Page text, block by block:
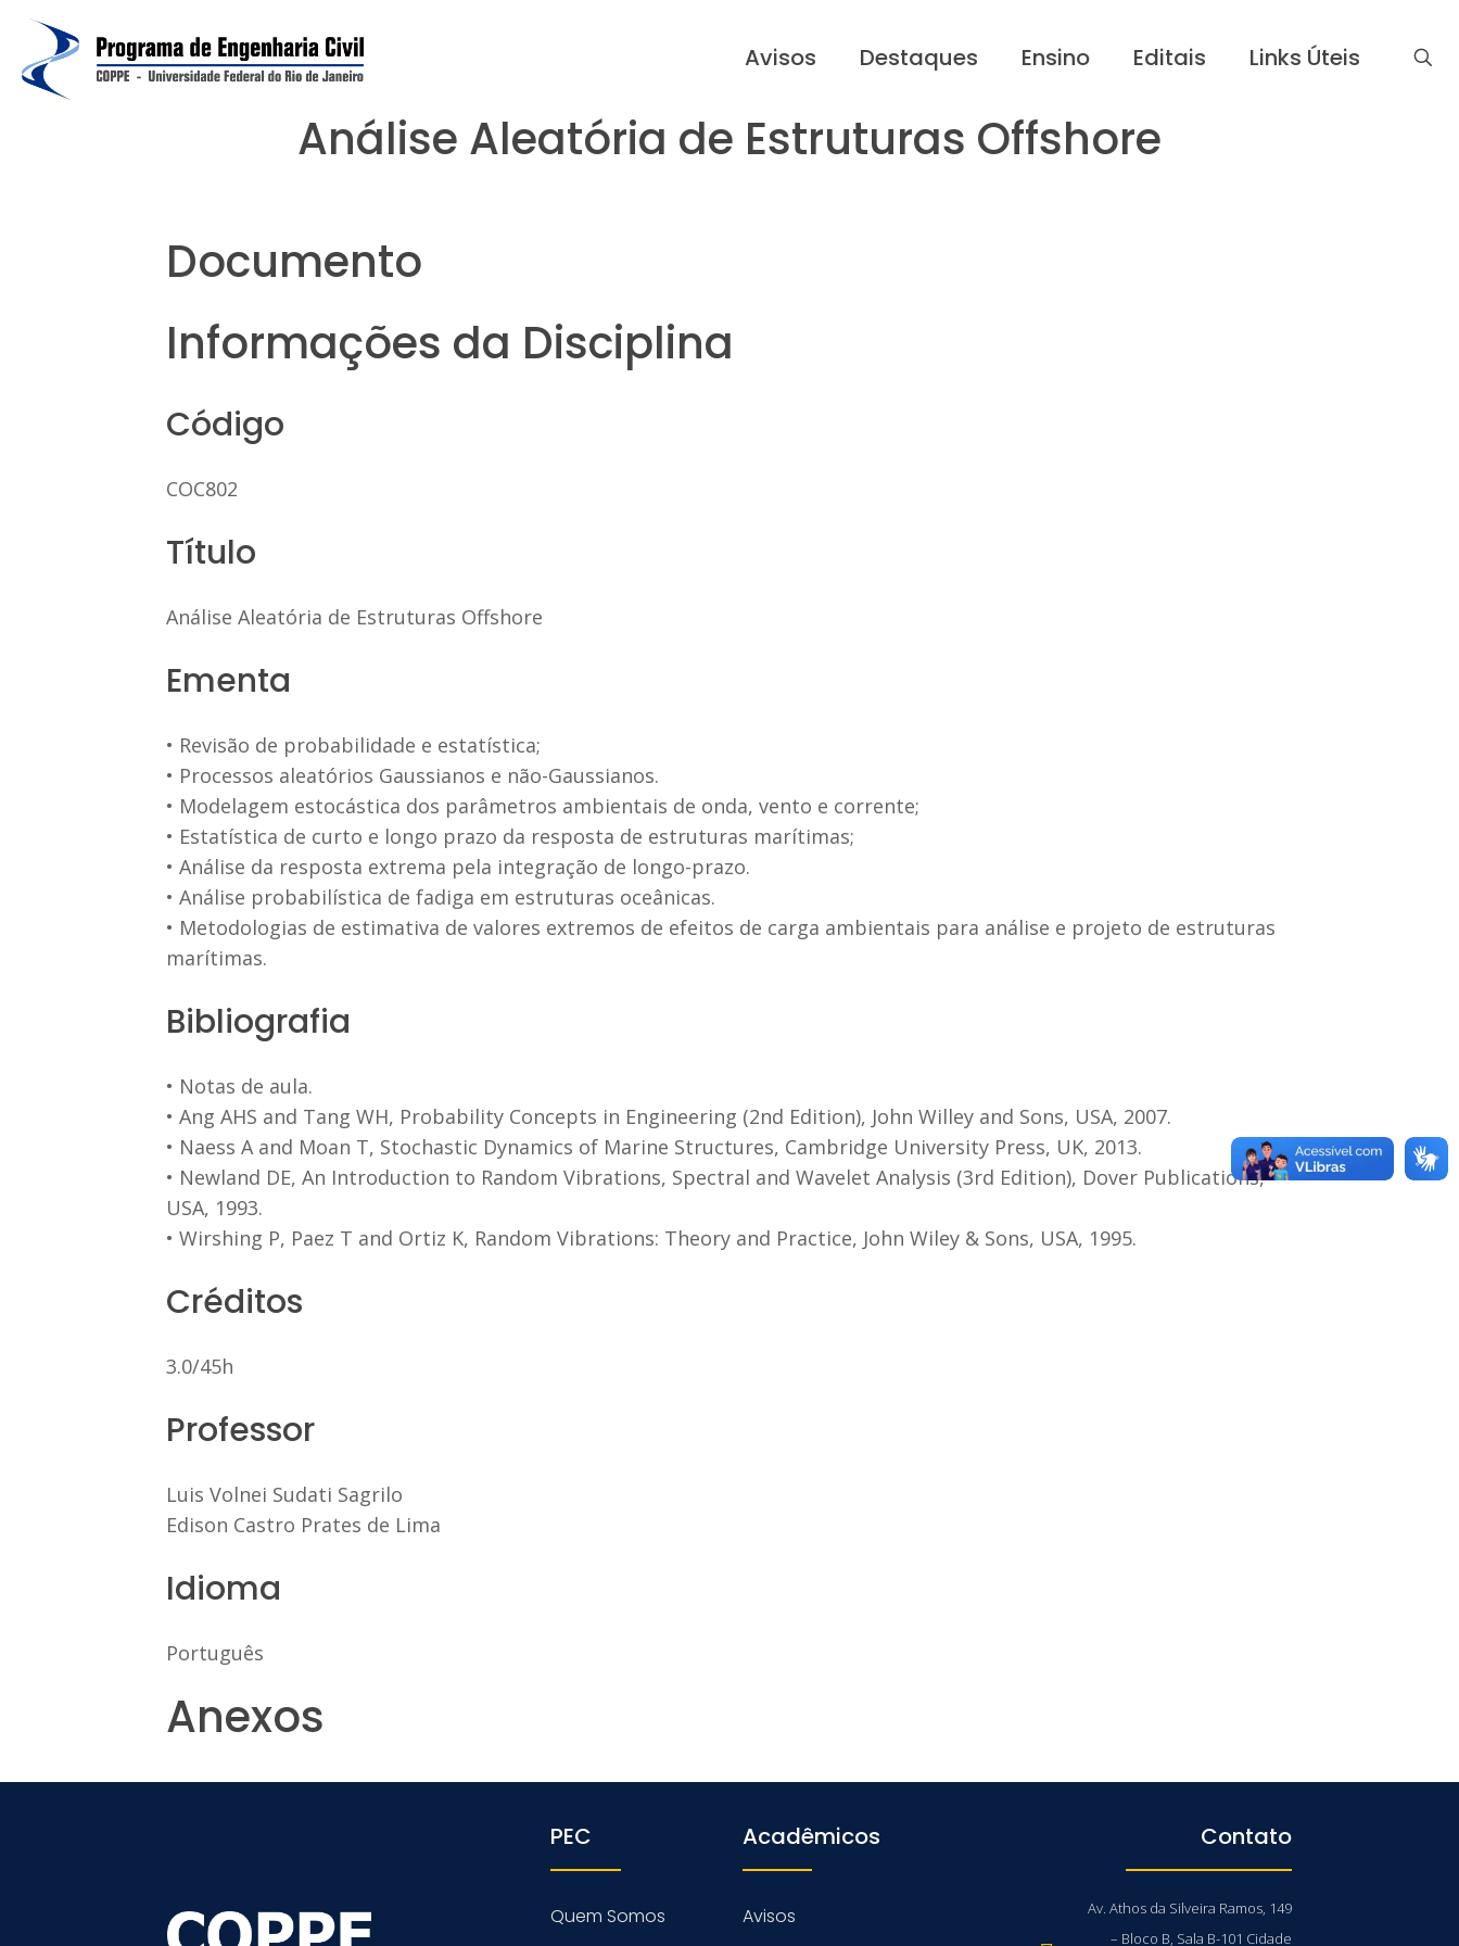
Avisos Destaques Ensino Editais Links Úteis
Análise Aleatória de Estruturas Offshore
Documento
Informações da Disciplina
Código
COC802
Título
Análise Aleatória de Estruturas Offshore
Ementa
• Revisão de probabilidade e estatística;
• Processos aleatórios Gaussianos e não-Gaussianos.
• Modelagem estocástica dos parâmetros ambientais de onda, vento e corrente;
• Estatística de curto e longo prazo da resposta de estruturas marítimas;
• Análise da resposta extrema pela integração de longo-prazo.
• Análise probabilística de fadiga em estruturas oceânicas.
• Metodologias de estimativa de valores extremos de efeitos de carga ambientais para análise e projeto de estruturas
marítimas.
Bibliografia
• Notas de aula.
• Ang AHS and Tang WH, Probability Concepts in Engineering (2nd Edition), John Willey and Sons, USA, 2007.
• Naess A and Moan T, Stochastic Dynamics of Marine Structures, Cambridge University Press, UK, 2013.
• Newland DE, An Introduction to Random Vibrations, Spectral and Wavelet Analysis (3rd Edition), Dover Publications,
USA, 1993.
• Wirshing P, Paez T and Ortiz K, Random Vibrations: Theory and Practice, John Wiley & Sons, USA, 1995.
Créditos
3.0/45h
Professor
Luis Volnei Sudati Sagrilo
Edison Castro Prates de Lima
Idioma
Português
Anexos
PEC
Quem Somos
Acadêmicos
Avisos
Contato
Av. Athos da Silveira Ramos, 149
– Bloco B, Sala B-101 Cidade